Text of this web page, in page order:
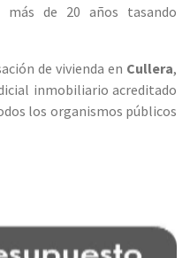
más de 20 años tasando
de vivienda en Cullera,
inmobiliario acreditado
los organismos públicos